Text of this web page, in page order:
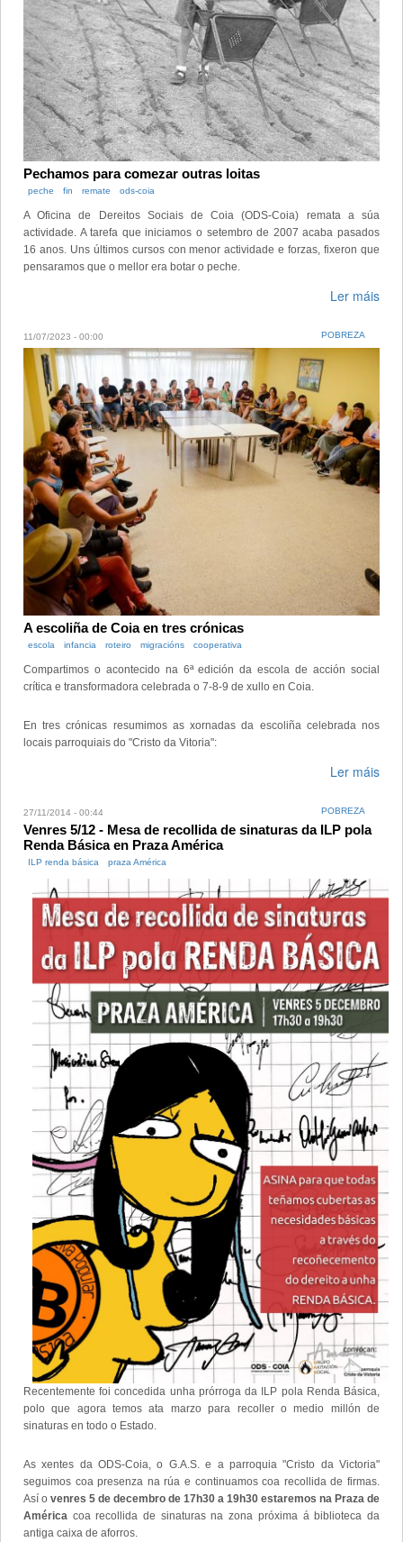
Pechamos para comezar outras loitas
peche fin remate ods-coia
A Oficina de Dereitos Sociais de Coia (ODS-Coia) remata a súa
actividade. A tarefa que iniciamos o setembro de 2007 acaba pasados
16 anos. Uns últimos cursos con menor actividade e forzas, fixeron que
pensaramos que o mellor era botar o peche.
Ler máis
11/07/2023 - 00:00 POBREZA
A escoliña de Coia en tres crónicas
escola infancia roteiro migracións cooperativa
Compartimos o acontecido na 6ª edición da escola de acción social
crítica e transformadora celebrada o 7-8-9 de xullo en Coia.
En tres crónicas resumimos as xornadas da escoliña celebrada nos
locais parroquiais do "Cristo da Vitoria":
Ler máis
27/11/2014 - 00:44 POBREZA
Venres 5/12 - Mesa de recollida de sinaturas da ILP pola
Renda Básica en Praza América
ILP renda básica praza América
Recentemente foi concedida unha prórroga da ILP pola Renda Básica,
polo que agora temos ata marzo para recoller o medio millón de
sinaturas en todo o Estado.
As xentes da ODS-Coia, o G.A.S. e a parroquia "Cristo da Victoria"
seguimos coa presenza na rúa e continuamos coa recollida de firmas.
Así o venres 5 de decembro de 17h30 a 19h30 estaremos na Praza de
América coa recollida de sinaturas na zona próxima á biblioteca da
antiga caixa de aforros.